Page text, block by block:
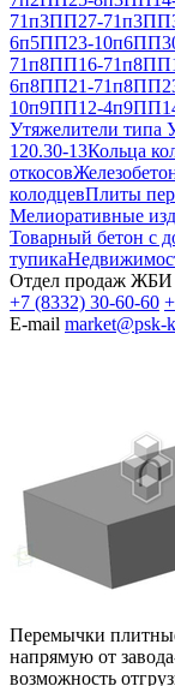
71п3ПП27-71п
6п5ПП23-10п
71п8ПП16-71п
6п8ПП21-71п
10п9ПП12-4п
Утяжелители типа
120.30-13Кольца
откосов
колодцевПлиты
Мелиоративные
Товарный бетон с
тупика
Отдел продаж ЖБИ
+7 (8332) 30-60-60
E-mail market@psk-
Перемычки
напрямую от
возможность